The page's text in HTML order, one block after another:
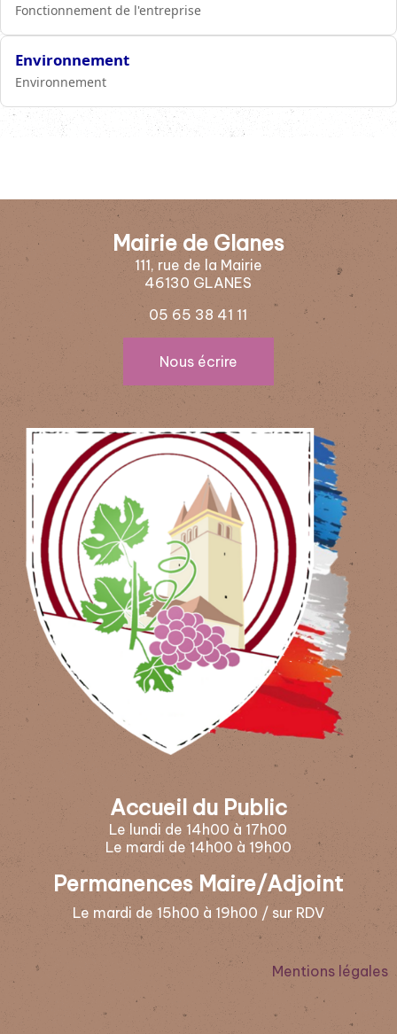
Fonctionnement de l'entreprise
Environnement
Environnement
Mairie de Glanes
111, rue de la Mairie
46130 GLANES
05 65 38 41 11
Nous écrire
Accueil du Public
Le lundi de 14h00 à 17h00
Le mardi de 14h00 à 19h00
Permanences Maire/Adjoint
Le mardi de 15h00 à 19h00 / sur RDV
Mentions légales